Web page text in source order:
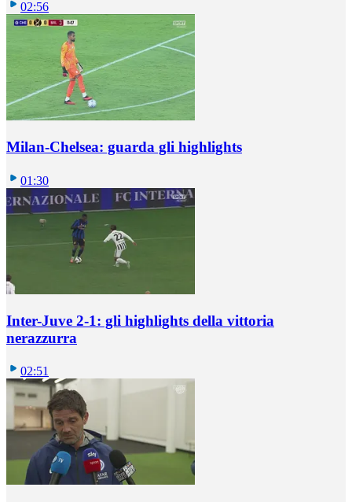
02:56
Milan-Chelsea: guarda gli highlights
01:30
Inter-Juve 2-1: gli highlights della vittoria
nerazzurra
02:51